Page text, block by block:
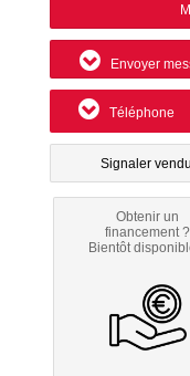
Envoyer
Téléphone
Signaler vendu
Obtenir un
financement ?
Bientôt